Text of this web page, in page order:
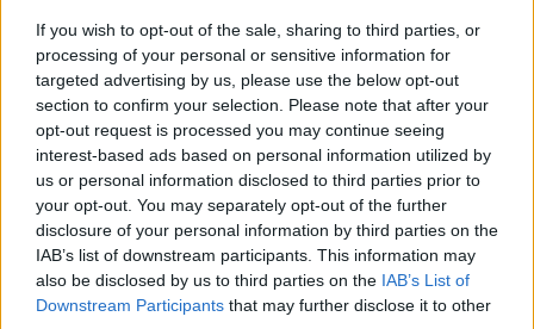
If you wish to opt-out of the sale, sharing to third parties, or
processing of your personal or sensitive information for
targeted advertising by us, please use the below opt-out
section to confirm your selection. Please note that after your
opt-out request is processed you may continue seeing
interest-based ads based on personal information utilized by
us or personal information disclosed to third parties prior to
your opt-out. You may separately opt-out of the further
disclosure of your personal information by third parties on the
IAB’s list of downstream participants. This information may
also be disclosed by us to third parties on the IAB’s List of
Downstream Participants that may further disclose it to other
Budapest Bár zenekar menedzsere. A Magyar
Nemzeti Filmalap eddigi döntéseivel öt egész
estés dokumentumfilm fejlesztését
támogatta, Sós ÁgnesSzerelem patakcímű
filmje a fejlesztési támogatást követően
gyártási támogatásban is részesült.
A YouTube-on több mint 1 milliós
nézettséget elért Szívemben bomba vancímű
szám biztosan helyet kap majd a
produkcióban.